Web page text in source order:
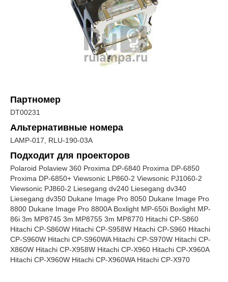
Партномер
DT00231
Альтернативные номера
LAMP-017, RLU-190-03A
Подходит для проекторов
Polaroid Polaview 360 Proxima DP-6840 Proxima DP-6850
Proxima DP-6850+ Viewsonic LP860-2 Viewsonic PJ1060-2
Viewsonic PJ860-2 Liesegang dv240 Liesegang dv340
Liesegang dv350 Dukane Image Pro 8050 Dukane Image Pro
8800 Dukane Image Pro 8800A Boxlight MP-650i Boxlight MP-
86i 3m MP8745 3m MP8755 3m MP8770 Hitachi CP-S860
Hitachi CP-S860W Hitachi CP-S958W Hitachi CP-S960 Hitachi
CP-S960W Hitachi CP-S960WA Hitachi CP-S970W Hitachi CP-
X860W Hitachi CP-X958W Hitachi CP-X960 Hitachi CP-X960A
Hitachi CP-X960W Hitachi CP-X960WA Hitachi CP-X970